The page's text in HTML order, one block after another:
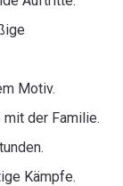
Motiv.
der Familie.
Kämpfe.